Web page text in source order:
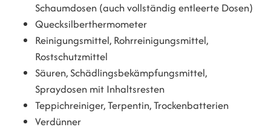
Schaumdosen (auch vollständig entleerte Dosen)
Quecksilberthermometer
Reinigungsmittel, Rohrreinigungsmittel,
Rostschutzmittel
Säuren, Schädlingsbekämpfungsmittel,
Spraydosen mit Inhaltsresten
Teppichreiniger, Terpentin, Trockenbatterien
Verdünner